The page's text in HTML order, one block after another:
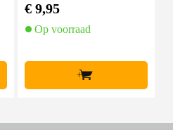
€ 9,95
Op voorraad
+